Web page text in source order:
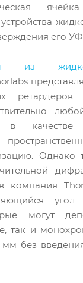
его
из
в качестве
Однако
компания
могут
так и
без